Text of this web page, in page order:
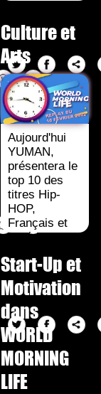
de la
fondation [...]
Culture et
Arts
Aujourd'hui
YUMAN,
présentera le
top 10 des
titres Hip-
HOP,
Français et
Américains
cette cette
semaine. Au
programme
de ce [...]
Start-Up et
Motivation
dans
WORLD
MORNING
LIFE